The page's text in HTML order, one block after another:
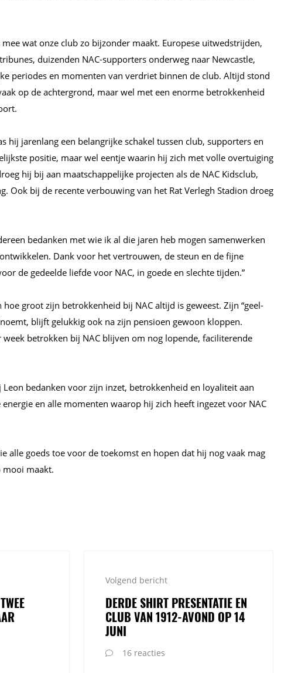
wat onze club zo bijzonder maakt. Europese uitwedstrijden,
duizenden NAC-supporters onderweg naar Newcastle,
periodes en momenten van verdriet binnen de club. Altijd stond
op de achtergrond, maar wel met een enorme betrokkenheid
hij jarenlang een belangrijke schakel tussen club, supporters en
positie, maar wel eentje waarin hij zich met volle overtuiging
hij bij aan maatschappelijke projecten als de NAC Kidsclub,
Ook bij de recente verbouwing van het Rat Verlegh Stadion droeg
bedanken met wie ik al die jaren heb mogen samenwerken
Dank voor het vertrouwen, de steun en de fijne
de gedeelde liefde voor NAC, in goede en slechte tijden.”
hoe groot zijn betrokkenheid bij NAC altijd is geweest. Zijn “geel-
blijft gelukkig ook na zijn pensioen gewoon kloppen.
week betrokken bij NAC blijven om nog lopende, faciliterende
Leon bedanken voor zijn inzet, betrokkenheid en loyaliteit aan
en alle momenten waarop hij zich heeft ingezet voor NAC
alle goeds toe voor de toekomst en hopen dat hij nog vaak mag
mooi maakt.
Volgend bericht
DERDE SHIRT PRESENTATIE EN
CLUB VAN 1912-AVOND OP 14
JUNI
16 reacties